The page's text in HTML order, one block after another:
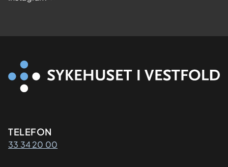
Kontaktinformasjon
TELEFON
33 34 20 00